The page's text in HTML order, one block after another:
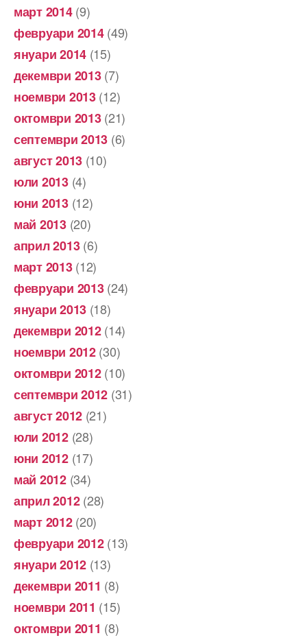
март 2014(9)
февруари 2014(49)
януари 2014 (15)
декември 2013(7)
ноември 2013(12)
октомври 2013(21)
септември 2013 (6)
август 2013 (10)
юли 2013(4)
юни 2013(12)
май 2013(20)
април 2013(6)
март 2013(12)
февруари 2013(24)
януари 2013 (18)
декември 2012(14)
ноември 2012(30)
октомври 2012(10)
септември 2012 (31)
август 2012 (21)
юли 2012(28)
юни 2012(17)
май 2012(34)
април 2012(28)
март 2012(20)
февруари 2012(13)
януари 2012 (13)
декември 2011 (8)
ноември 2011 (15)
октомври 2011 (8)